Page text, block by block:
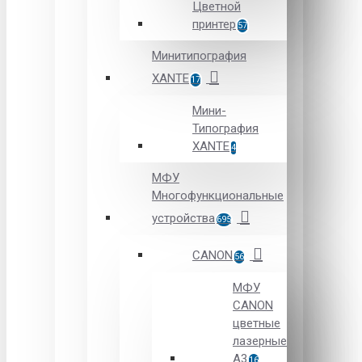
Цветной
принтер 57
Минитипография
XANTE17
Мини-
Типография
XANTE4
МФУ
Многофункциональные
устройства695
CANON 56
МФУ
CANON
цветные
лазерные
А3